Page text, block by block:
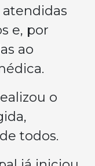
e, por
ao
o
todos.